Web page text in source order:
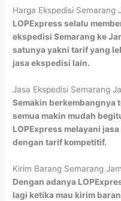
Harga Ekspedisi Semarang
LOPExpress selalu
ekspedisi Semarang ke
satunya yakni tarif yang
jasa ekspedisi lain.
Jasa Ekspedisi Semarang
Semakin berkembangnya
semua makin mudah
LOPExpress melayani
dengan tarif kompetitif.
Kirim Barang Semarang
Dengan adanya
lagi ketika mau kirim